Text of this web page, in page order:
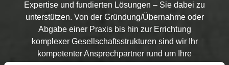
Expertise und fundierten Lösungen – Sie dabei zu
unterstützen. Von der Gründung/Übernahme oder
Abgabe einer Praxis bis hin zur Errichtung
komplexer Gesellschaftsstrukturen sind wir Ihr
kompetenter Ansprechpartner rund um Ihre